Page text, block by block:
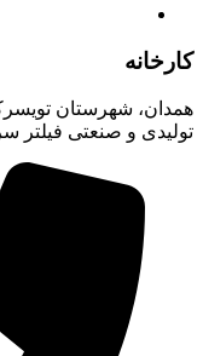
کارخانه
تولیدی و صنعتی فیلتر